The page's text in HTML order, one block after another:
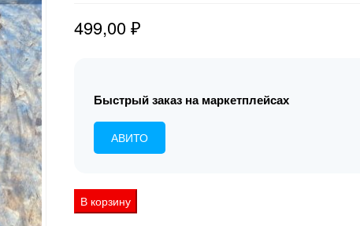
499,00₽
Быстрый заказ на маркетплейсах
АВИТО
Количество
товара
В корзину